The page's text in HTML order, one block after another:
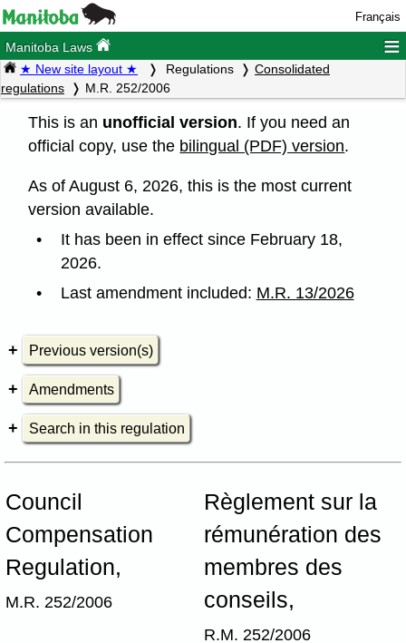
Français
Manitoba Laws ≡
★ New site layout ★ Regulations
Consolidated
regulations
M.R. 252/2006
This is an unofficial version. If you need an
official copy, use the bilingual (PDF) version.
As of August 6, 2026, this is the most current
version available.
It has been in effect since February 18,
2026.
Last amendment included: M.R. 13/2026
Previous version(s)
Amendments
Search in this regulation
Council
Compensation
Regulation,
M.R. 252/2006
Règlement sur la
rémunération des
membres des
conseils,
R.M. 252/2006